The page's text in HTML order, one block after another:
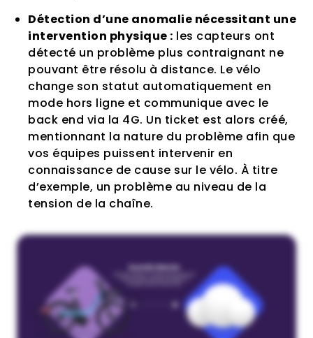
Détection d’une anomalie nécessitant une
intervention physique : les capteurs ont
détecté un problème plus contraignant ne
pouvant être résolu à distance. Le vélo
change son statut automatiquement en
mode hors ligne et communique avec le
back end via la 4G. Un ticket est alors créé,
mentionnant la nature du problème afin que
vos équipes puissent intervenir en
connaissance de cause sur le vélo. À titre
d’exemple, un problème au niveau de la
tension de la chaîne.